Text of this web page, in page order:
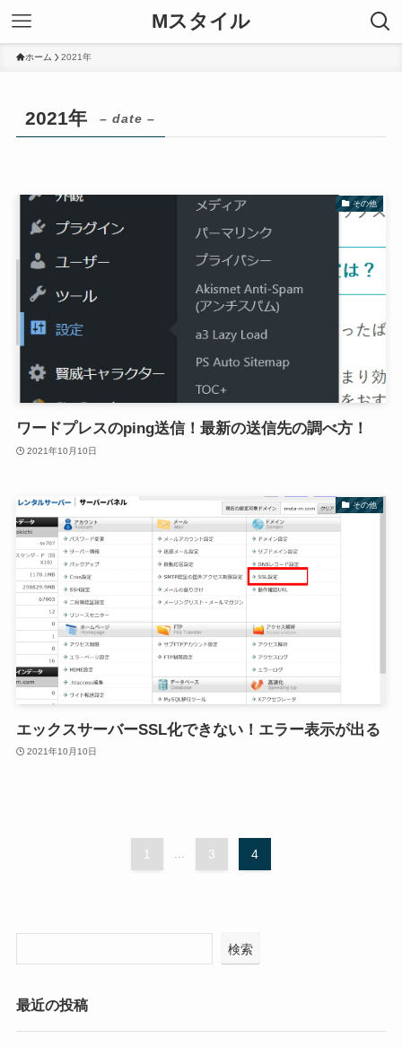
Mスタイル
ホーム 2021年
2021年 – date –
その他
ワードプレスのping送信！最新の送信先の調べ方！
2021年10月10日
その他
エックスサーバーSSL化できない！エラー表示が出る
2021年10月10日
1 3 4
検索
最近の投稿